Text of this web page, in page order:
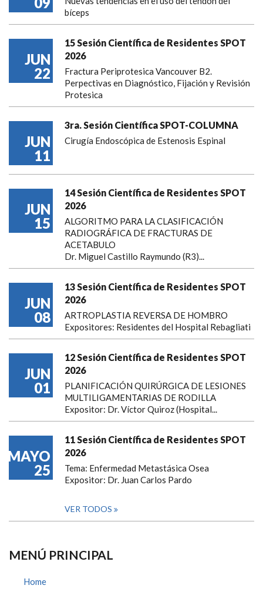
bíceps
JUN
22
15 Sesión Científica de Residentes SPOT
2026
Fractura Periprotesica Vancouver B2.
Perpectivas en Diagnóstico, Fijación y Revisión
Protesica
JUN
11
3ra. Sesión Científica SPOT-COLUMNA
Cirugía Endoscópica de Estenosis Espinal
JUN
15
14 Sesión Científica de Residentes SPOT
2026
ALGORITMO PARA LA CLASIFICACIÓN
RADIOGRÁFICA DE FRACTURAS DE
ACETABULO
Dr. Miguel Castillo Raymundo (R3)...
JUN
08
13 Sesión Científica de Residentes SPOT
2026
ARTROPLASTIA REVERSA DE HOMBRO
Expositores: Residentes del Hospital Rebagliati
JUN
01
12 Sesión Científica de Residentes SPOT
2026
PLANIFICACIÓN QUIRÚRGICA DE LESIONES
MULTILIGAMENTARIAS DE RODILLA
Expositor: Dr. Víctor Quiroz (Hospital...
MAYO
25
11 Sesión Científica de Residentes SPOT
2026
Tema: Enfermedad Metastásica Osea
Expositor: Dr. Juan Carlos Pardo
VER TODOS
MENÚ PRINCIPAL
Home